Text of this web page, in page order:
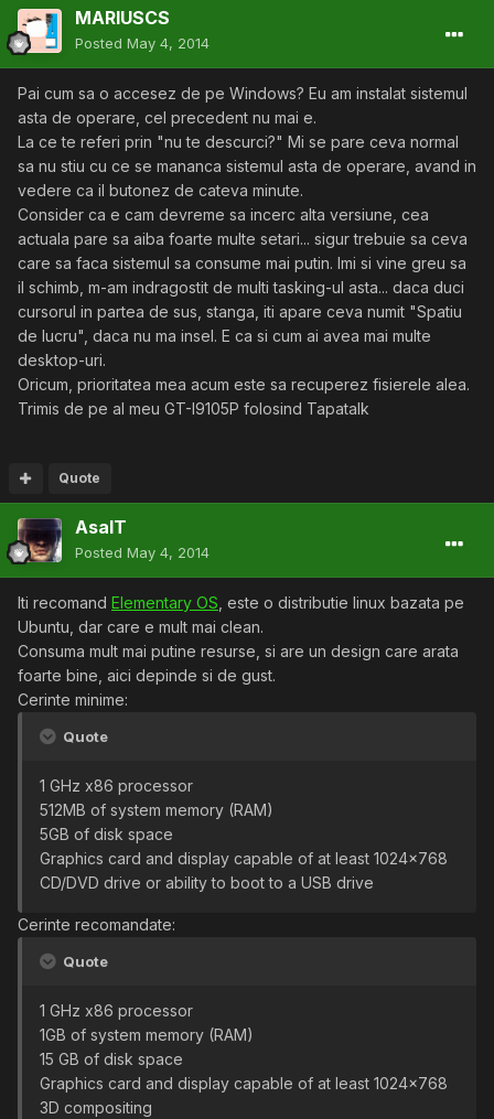
MARIUSCS
Posted May 4, 2014
Pai cum sa o accesez de pe Windows? Eu am instalat sistemul
asta de operare, cel precedent nu mai e.
La ce te referi prin "nu te descurci?" Mi se pare ceva normal
sa nu stiu cu ce se mananca sistemul asta de operare, avand in
vedere ca il butonez de cateva minute.
Consider ca e cam devreme sa incerc alta versiune, cea
actuala pare sa aiba foarte multe setari... sigur trebuie sa ceva
care sa faca sistemul sa consume mai putin. Imi si vine greu sa
il schimb, m-am indragostit de multi tasking-ul asta... daca duci
cursorul in partea de sus, stanga, iti apare ceva numit "Spatiu
de lucru", daca nu ma insel. E ca si cum ai avea mai multe
desktop-uri.
Oricum, prioritatea mea acum este sa recuperez fisierele alea.
Trimis de pe al meu GT-I9105P folosind Tapatalk
Quote
AsalT
Posted May 4, 2014
Iti recomand Elementary OS , este o distributie linux bazata pe
Ubuntu, dar care e mult mai clean.
Consuma mult mai putine resurse, si are un design care arata
foarte bine, aici depinde si de gust.
Cerinte minime:
Quote
1 GHz x86 processor
512MB of system memory (RAM)
5GB of disk space
Graphics card and display capable of at least 1024x768
CD/DVD drive or ability to boot to a USB drive
Cerinte recomandate:
Quote
1 GHz x86 processor
1GB of system memory (RAM)
15 GB of disk space
Graphics card and display capable of at least 1024x768
3D compositing